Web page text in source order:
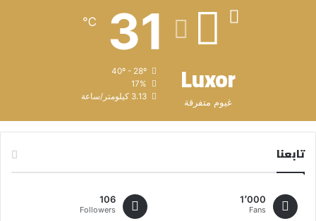
Luxor
غيوم متفرقة
31
℃
40º - 28º
17%
3.13 كيلومتر/ساعة
تابعنا
1٬000
Fans
106
Followers